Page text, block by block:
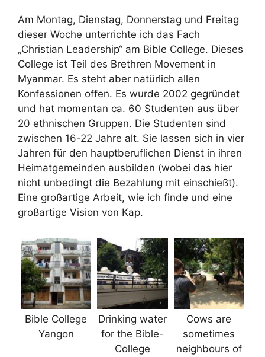
Am Montag, Dienstag, Donnerstag und Freitag
dieser Woche unterrichte ich das Fach
„Christian Leadership“ am Bible College. Dieses
College ist Teil des Brethren Movement in
Myanmar. Es steht aber natürlich allen
Konfessionen offen. Es wurde 2002 gegründet
und hat momentan ca. 60 Studenten aus über
20 ethnischen Gruppen. Die Studenten sind
zwischen 16-22 Jahre alt. Sie lassen sich in vier
Jahren für den hauptberuflichen Dienst in ihren
Heimatgemeinden ausbilden (wobei das hier
nicht unbedingt die Bezahlung mit einschießt).
Eine großartige Arbeit, wie ich finde und eine
großartige Vision von Kap.
Bible College
Yangon
Drinking water
for the Bible-
College
Cows are
sometimes
neighbours of